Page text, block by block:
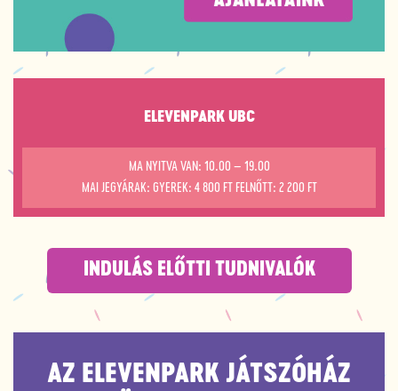
ELEVENPARK UBC
MA NYITVA VAN: 10.00 – 19.00
MAI JEGYÁRAK: GYEREK: 4 800 FT FELNŐTT: 2 200 FT
INDULÁS ELŐTTI TUDNIVALÓK
AZ ELEVENPARK JÁTSZÓHÁZ